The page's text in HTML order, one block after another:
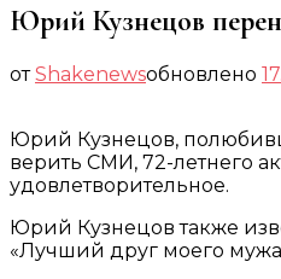
Юрий Кузнецов
отShakenewsобновлено
Юрий Кузнецов,
верить СМИ, 72-летнего
удовлетворительное.
Юрий Кузнецов также
«Лучший друг моего